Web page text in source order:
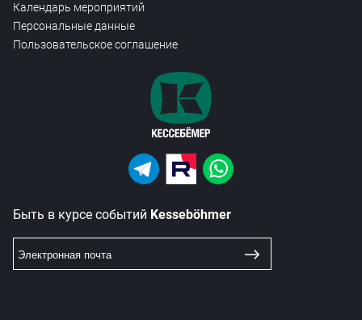
Календарь мероприятий
Персональные данные
Пользовательское соглашение
Быть в курсе событий Kesseböhmer